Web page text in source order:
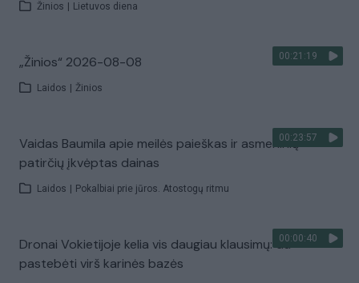
Žinios Lietuvos diena
00:21:19
„Žinios“ 2026-08-08
Laidos Žinios
00:23:57
Vaidas Baumila apie meilės paieškas ir asmeninių
patirčių įkvėptas dainas
Laidos Pokalbiai prie jūros. Atostogų ritmu
00:00:40
Dronai Vokietijoje kelia vis daugiau klausimų: du
pastebėti virš karinės bazės